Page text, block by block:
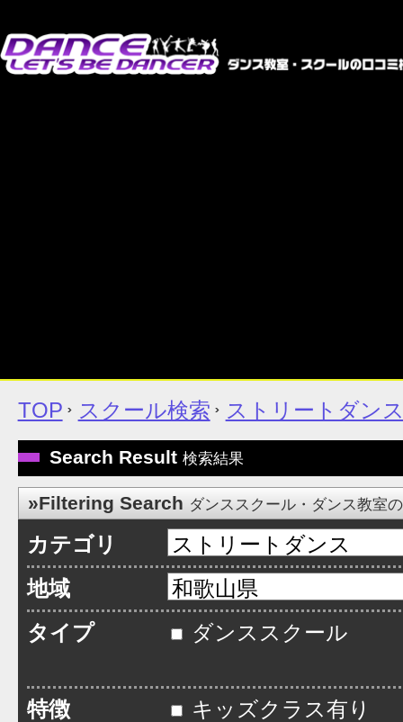
TOP スクール検索 ストリートダン
Search Result 検索結果
»Filtering Search ダンススクール・ダンス教室
カテゴリ
地域
タイプ
ダンススクール
特徴
キッズクラス有り